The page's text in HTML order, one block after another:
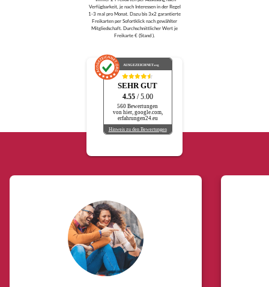
Verfügbarkeit, je nach Interessen in der Regel
1-3 mal pro Monat. Dazu bis 3x2 garantierte
Freikarten per Sofortklick nach gewählter
Mitgliedschaft. Durchschnittlicher Wert je
Freikarte € (Stand ).
AUSGEZEICHNET.org
SEHR GUT
4.55 / 5.00
560 Bewertungen
von hier, google.com,
erfahrungen24.eu
Hinweis zu den Bewertungen